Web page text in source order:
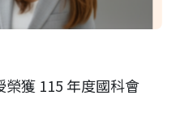
獲 115 年度國科會